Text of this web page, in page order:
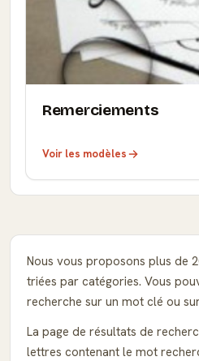
Remerciements
Voir les modèles
Nous vous proposons plus de
triées par catégories. Vous
recherche sur un mot clé ou
La page de résultats de
lettres contenant le mot